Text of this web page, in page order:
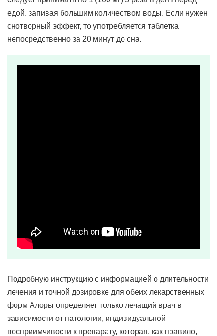
едой, запивая большим количеством воды. Если нужен
снотворный эффект, то употребляется таблетка
непосредственно за 20 минут до сна.
Подробную инструкцию с информацией о длительности
лечения и точной дозировке для обеих лекарственных
форм Алоры определяет только лечащий врач в
зависимости от патологии, индивидуальной
восприимчивости к препарату, которая, как правило,